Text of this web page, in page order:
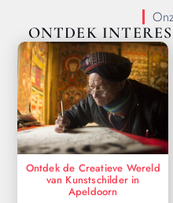
ONTDEK
Ontdek de Creatieve Wereld
van Kunstschilder in
Apeldoorn